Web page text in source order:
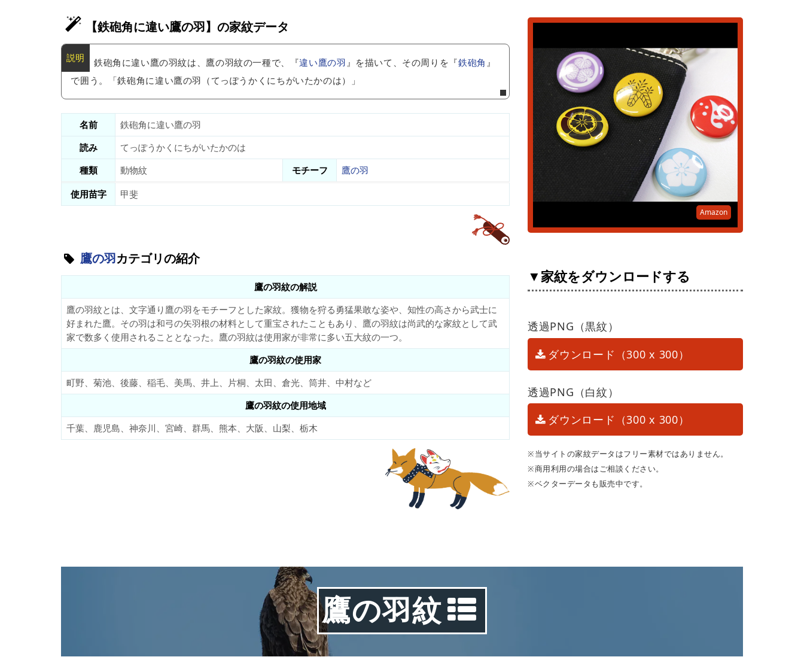
【鉄砲角に違い鷹の羽】の家紋データ
鉄砲角に違い鷹の羽紋は、鷹の羽紋の一種で、『違い鷹の羽』を描いて、その周りを『鉄砲角 』
で囲う。「鉄砲角に違い鷹の羽（てっぽうかくにちがいたかのは）」
名前
鉄砲角に違い鷹の羽
読み
てっぽうかくにちがいたかのは
種類
動物紋 モチーフ
鷹の羽
使用苗字
甲斐
鷹の羽カテゴリの紹介
鷹の羽紋の解説
鷹の羽紋とは、文字通り鷹の羽をモチーフとした家紋。獲物を狩る勇猛果敢な姿や、知性の高さから武士に
好まれた鷹。その羽は和弓の矢羽根の材料として重宝されたこともあり、鷹の羽紋は尚武的な家紋として武
家で数多く使用されることとなった。鷹の羽紋は使用家が非常に多い五大紋の一つ。
鷹の羽紋の使用家
町野、菊池、後藤、稲毛、美馬、井上、片桐、太田、倉光、筒井、中村など
鷹の羽紋の使用地域
千葉、鹿児島、神奈川、宮崎、群馬、熊本、大阪、山梨、栃木
Amazon
▼家紋をダウンロードする
透過PNG（黒紋）
ダウンロード（300 x 300）
透過PNG（白紋）
ダウンロード（300 x 300）
※当サイトの家紋データはフリー素材ではありません。
※商用利用の場合はご相談ください。
※ベクターデータも販売中です。
鷹の羽紋